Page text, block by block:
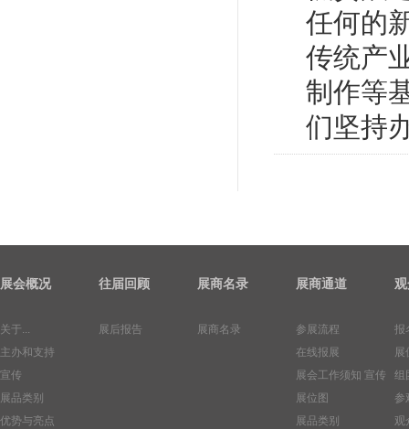
任何的
传统产
制作等
们坚持
展会概况
关于...
主办和支持
宣传
展品类别
优势与亮点
往届回顾
展后报告
展商名录
展商名录
展商通道
参展流程
在线报展
展会工作须知 宣传
展位图
展品类别
报
展
组
参
观